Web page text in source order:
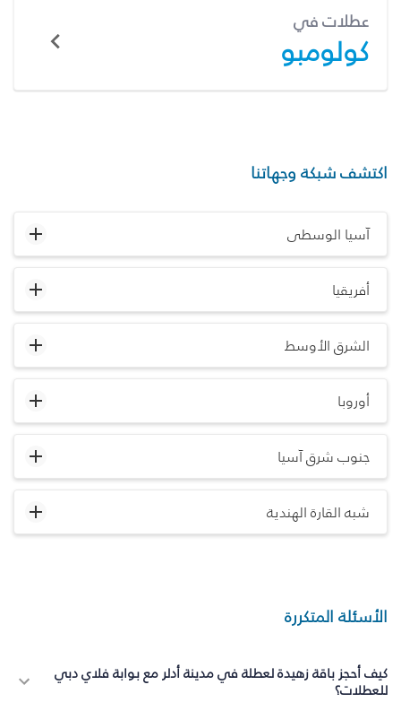
عطلات في
كولومبو
اكتشف شبكة وجهاتنا
آسيا الوسطى
أفريقيا
الشرق الأوسط
أوروبا
جنوب شرق آسيا
شبه القارة الهندية
الأسئلة المتكررة
كيف أحجز باقة زهيدة لعطلة في مدينة أدلر مع بوابة فلاي دبي
للعطلات؟